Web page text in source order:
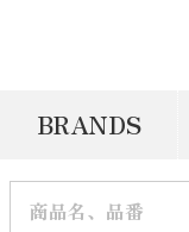
BRANDS